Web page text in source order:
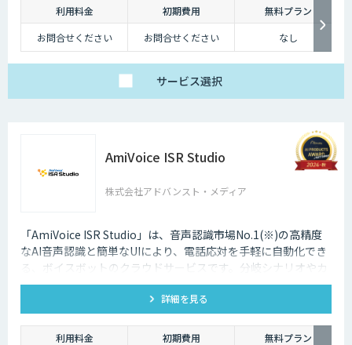
利用料金 初期費用
無料プラン
お問合せください
お問合せください なし
サービス選択
AmiVoice ISR Studio
株式会社アドバンスト・メディア
「AmiVoice ISR Studio」は、音声認識市場No.1(※)の高精度
なAI音声認識と簡単なUIにより、電話応対を手軽に自動化でき
る、ボイスボットのクラウドサービスです。分岐シナリオやカ
スタマイズも可能な音声認識エンジン、電話転送などにより、
さまざまな電話シーンに対応します。※ 出典：合同会社
ecarlate「音声認識市場動向 2024」 音声認識ソフトウェア/ク
ラウドサービス市場
詳細を見る
利用料金 初期費用
無料プラン